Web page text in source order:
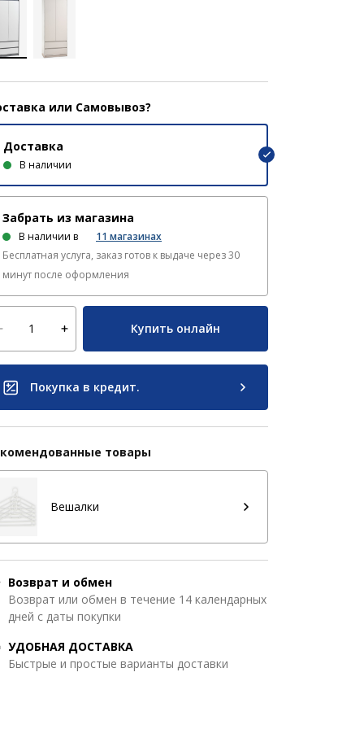
или Самовывоз?
Доставка
В наличии
Забрать из магазина
В наличии в 11 магазинах
Бесплатная услуга, заказ готов к выдаче через 30
минут после оформления
Купить онлайн
Покупка в кредит.
товары
Вешалки
Возврат и обмен
Возврат или обмен в течение 14 календарных
дней с даты покупки
УДОБНАЯ ДОСТАВКА
Быстрые и простые варианты доставки